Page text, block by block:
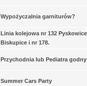
Wypożyczalnia garniturów?
Linia kolejowa nr 132
Biskupice i nr 178.
Przychodnia lub Pediatra
Summer Cars Party